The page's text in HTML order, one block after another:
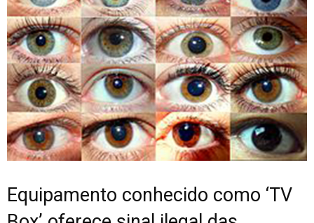
Equipamento conhecido como ‘TV